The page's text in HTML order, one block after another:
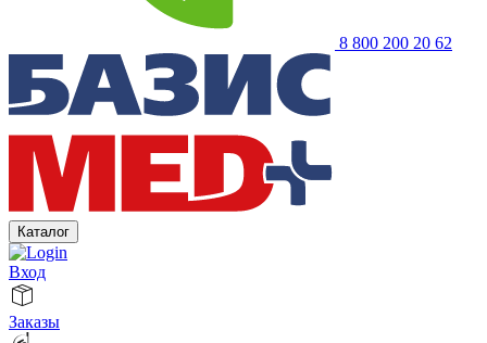
8 800 200 20 62
Каталог
Вход
Заказы